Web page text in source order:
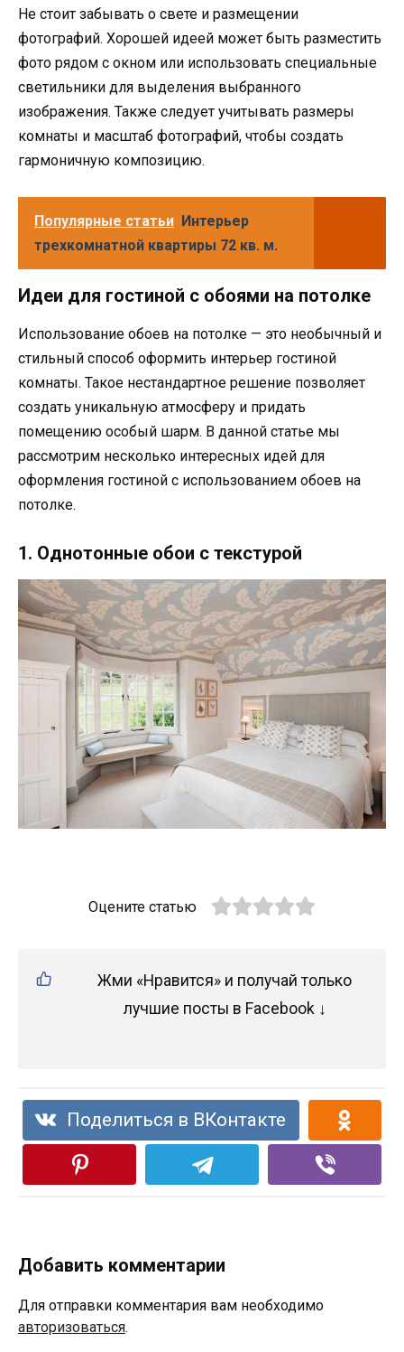
Не стоит забывать о свете и размещении
фотографий. Хорошей идеей может быть разместить
фото рядом с окном или использовать специальные
светильники для выделения выбранного
изображения. Также следует учитывать размеры
комнаты и масштаб фотографий, чтобы создать
гармоничную композицию.
Популярные статьи Интерьер
трехкомнатной квартиры 72 кв. м.
Идеи для гостиной с обоями на потолке
Использование обоев на потолке — это необычный и
стильный способ оформить интерьер гостиной
комнаты. Такое нестандартное решение позволяет
создать уникальную атмосферу и придать
помещению особый шарм. В данной статье мы
рассмотрим несколько интересных идей для
оформления гостиной с использованием обоев на
потолке.
1. Однотонные обои с текстурой
Оцените статью
Жми «Нравится» и получай только
лучшие посты в Facebook ↓
Поделиться в ВКонтакте
Добавить комментарии
Для отправки комментария вам необходимо
авторизоваться.